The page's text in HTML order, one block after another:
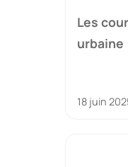
Les
18 juin